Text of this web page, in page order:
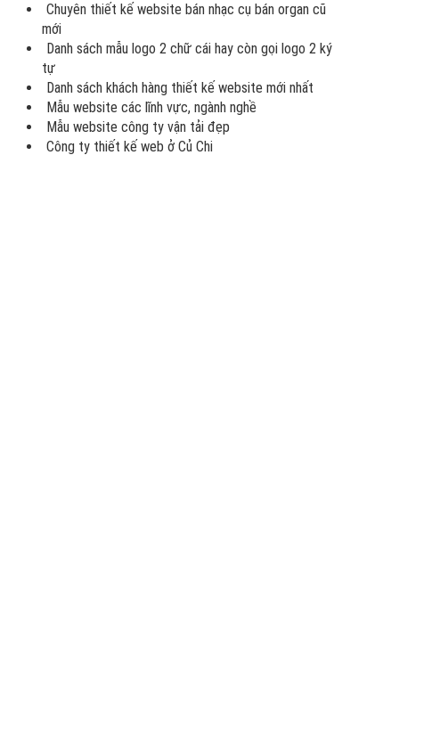
Chuyên thiết kế website bán nhạc cụ bán organ cũ
mới
Danh sách mẫu logo 2 chữ cái hay còn gọi logo 2 ký
tự
Danh sách khách hàng thiết kế website mới nhất
Mẫu website các lĩnh vực, ngành nghề
Mẫu website công ty vận tải đẹp
Công ty thiết kế web ở Củ Chi